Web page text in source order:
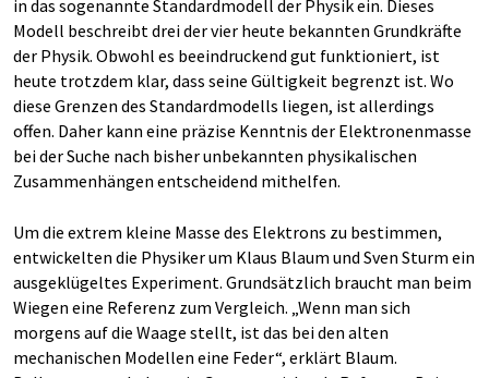
in das sogenannte Standardmodell der Physik ein. Dieses
Modell beschreibt drei der vier heute bekannten Grundkräfte
der Physik. Obwohl es beeindruckend gut funktioniert, ist
heute trotzdem klar, dass seine Gültigkeit begrenzt ist. Wo
diese Grenzen des Standardmodells liegen, ist allerdings
offen. Daher kann eine präzise Kenntnis der Elektronenmasse
bei der Suche nach bisher unbekannten physikalischen
Zusammenhängen entscheidend mithelfen.
Um die extrem kleine Masse des Elektrons zu bestimmen,
entwickelten die Physiker um Klaus Blaum und Sven Sturm ein
ausgeklügeltes Experiment. Grundsätzlich braucht man beim
Wiegen eine Referenz zum Vergleich. „Wenn man sich
morgens auf die Waage stellt, ist das bei den alten
mechanischen Modellen eine Feder“, erklärt Blaum.